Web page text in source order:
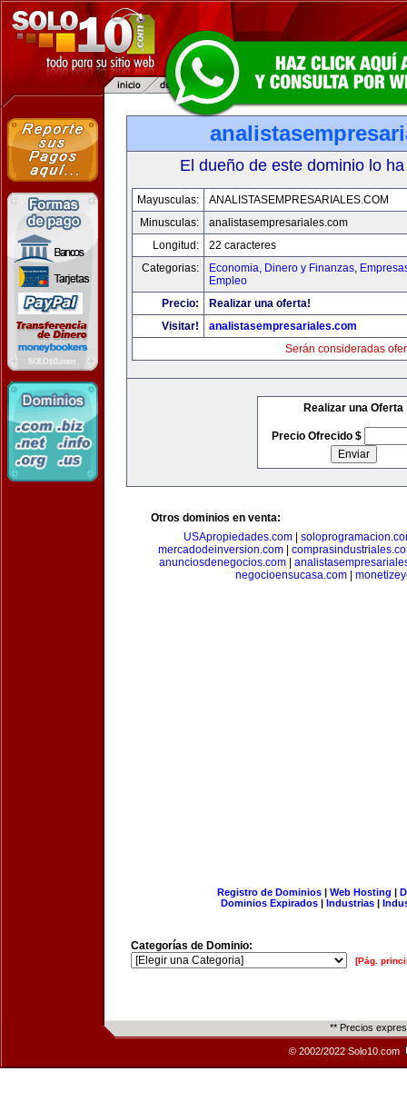
El dueño de este dominio lo
Mayusculas:
ANALISTASEMPRESARIALES.COM
Minusculas:
analistasempresariales.com
Longitud:
22 caracteres
Categorias:
Economia, Dinero y Finanzas,
Empleo
Precio:
Realizar una oferta!
Visitar!
analistasempresariales.com
Serán consideradas
Realizar una Oferta
Precio Ofrecido $
Otros dominios en venta:
USApropiedades.com
mercadodeinversion.com
anunciosdenegocios.com|
negocioensucasa.com|
Registro de Dominios| Web Hosting |
Dominios Expirados | Industrias |
Categorías de Dominio:
[Pág.
** Precios
© 2002/2022 Solo10.com